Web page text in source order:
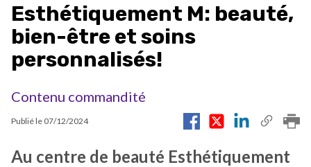
Esthétiquement M: beauté,
bien-être et soins
personnalisés!
Contenu commandité
Publié le 07/12/2024
Au centre de beauté Esthétiquement